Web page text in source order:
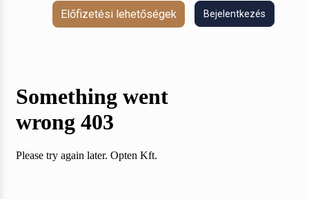
Előfizetési lehetőségek Bejelentkezés